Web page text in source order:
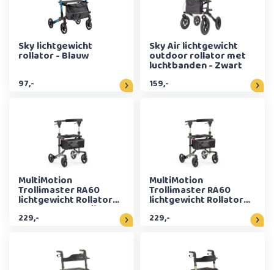
Sky lichtgewicht
rollator - Blauw
97,-
Sky Air lichtgewicht
outdoor rollator met
luchtbanden - Zwart
159,-
MultiMotion
Trollimaster RA60
lichtgewicht Rollator
LOW - Donkergrijs
229,-
MultiMotion
Trollimaster RA60
lichtgewicht Rollator
STANDARD -
Donkergrijs
229,-